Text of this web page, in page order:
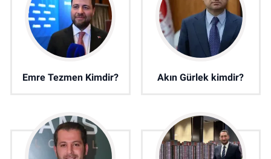
Emre Tezmen Kimdir? Akın Gürlek kimdir?